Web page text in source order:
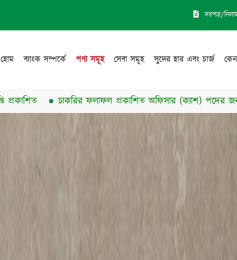
দরপত্র/
হোম ব্যাংক সম্পর্কে পণ্য সমূহ সেবা সমূহ সুদের হার এবং চার্জ
চাকরির ফলাফল প্রকাশিত অফিসার (ক্যাশ) পদের জন্য